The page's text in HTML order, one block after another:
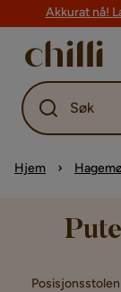
Akkurat nå!
Søk
Hjem